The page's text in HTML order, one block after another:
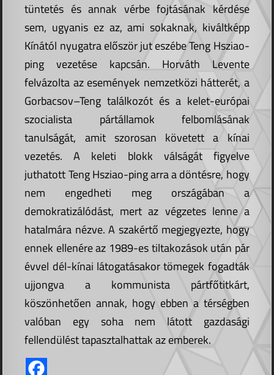
tüntetés és annak vérbe fojtásának kérdése
sem, ugyanis ez az, ami sokaknak, kiváltképp
Kínától nyugatra először jut eszébe Teng Hsziao-
ping vezetése kapcsán. Horváth Levente
felvázolta az események nemzetközi hátterét, a
Gorbacsov–Teng találkozót és a kelet-európai
szocialista pártállamok felbomlásának
tanulságát, amit szorosan követett a kínai
vezetés. A keleti blokk válságát figyelve
juthatott Teng Hsziao-ping arra a döntésre, hogy
nem engedheti meg országában a
demokratizálódást, mert az végzetes lenne a
hatalmára nézve. A szakértő megjegyezte, hogy
ennek ellenére az 1989-es tiltakozások után pár
évvel dél-kínai látogatásakor tömegek fogadták
ujjongva a kommunista pártfőtitkárt,
köszönhetően annak, hogy ebben a térségben
valóban egy soha nem látott gazdasági
fellendülést tapasztalhattak az emberek.